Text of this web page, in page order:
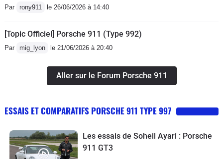
Par rony911 le 26/06/2026 à 14:40
[Topic Officiel] Porsche 911 (Type 992)
Par mig_lyon le 21/06/2026 à 20:40
Aller sur le Forum Porsche 911
ESSAIS ET COMPARATIFS PORSCHE 911 TYPE 997
Les essais de Soheil Ayari : Porsche
911 GT3